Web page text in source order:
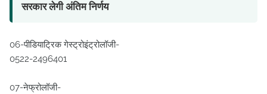
सरकार लेगी अंतिम निर्णय
06-पीडियाट्रिक गेस्ट्रोइंट्रोलॉजी-
0522-2496401
07-नेफ्रोलॉजी-